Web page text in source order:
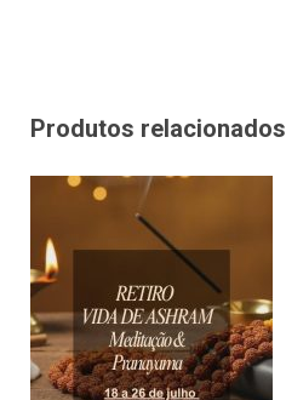
Produtos relacionados